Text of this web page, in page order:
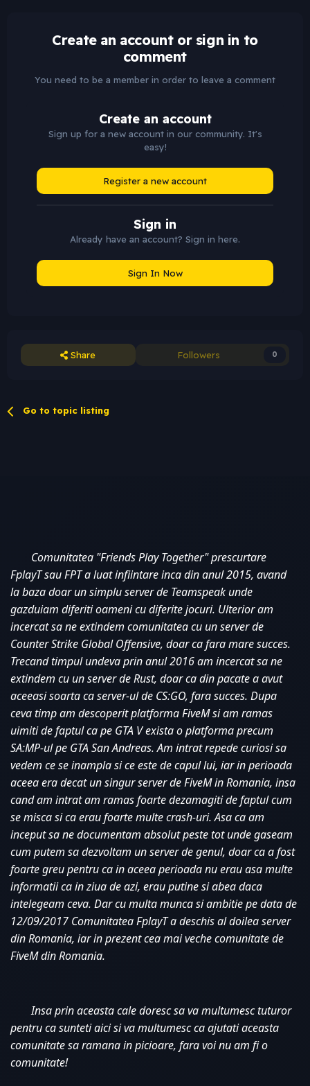
Create an account or sign in to
comment
You need to be a member in order to leave a comment
Create an account
Sign up for a new account in our community. It's
easy!
Register a new account
Sign in
Already have an account? Sign in here.
Sign In Now
Share Followers 0
Go to topic listing
Comunitatea "Friends Play Together" prescurtare
FplayT sau FPT a luat infiintare inca din anul 2015, avand
la baza doar un simplu server de Teamspeak unde
gazduiam diferiti oameni cu diferite jocuri. Ulterior am
incercat sa ne extindem comunitatea cu un server de
Counter Strike Global Offensive, doar ca fara mare succes.
Trecand timpul undeva prin anul 2016 am incercat sa ne
extindem cu un server de Rust, doar ca din pacate a avut
aceeasi soarta ca server-ul de CS:GO, fara succes. Dupa
ceva timp am descoperit platforma FiveM si am ramas
uimiti de faptul ca pe GTA V exista o platforma precum
SA:MP-ul pe GTA San Andreas. Am intrat repede curiosi sa
vedem ce se inampla si ce este de capul lui, iar in perioada
aceea era decat un singur server de FiveM in Romania, insa
cand am intrat am ramas foarte dezamagiti de faptul cum
se misca si ca erau foarte multe crash-uri. Asa ca am
inceput sa ne documentam absolut peste tot unde gaseam
cum putem sa dezvoltam un server de genul, doar ca a fost
foarte greu pentru ca in aceea perioada nu erau asa multe
informatii ca in ziua de azi, erau putine si abea daca
intelegeam ceva. Dar cu multa munca si ambitie pe data de
12/09/2017 Comunitatea FplayT a deschis al doilea server
din Romania, iar in prezent cea mai veche comunitate de
FiveM din Romania.
Insa prin aceasta cale doresc sa va multumesc tuturor
pentru ca sunteti aici si va multumesc ca ajutati aceasta
comunitate sa ramana in picioare, fara voi nu am fi o
comunitate!